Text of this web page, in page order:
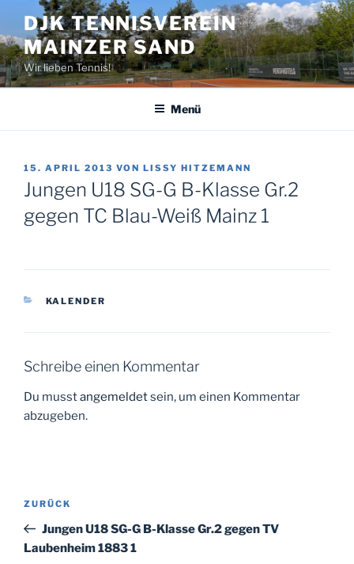
Inhalt
springen
DJK TENNISVEREIN
MAINZER SAND
Wir lieben Tennis!
Menü
VERÖFFENTLICHT
AM
15. APRIL 2013 VON LISSY HITZEMANN
Jungen U18 SG-G B-Klasse Gr.2
gegen TC Blau-Weiß Mainz 1
KATEGORIEN
KALENDER
Schreibe einen Kommentar
Du musstangemeldetsein, um einen Kommentar
abzugeben.
Beitragsnavigation
Vorheriger
Beitrag
ZURÜCK
Jungen U18 SG-G B-Klasse Gr.2 gegen TV
Laubenheim 1883 1